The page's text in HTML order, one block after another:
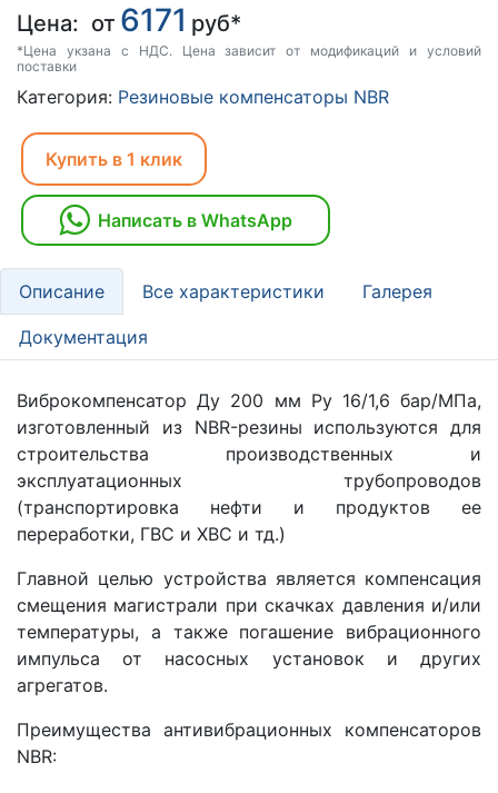
Цена: от 6171 руб*
*Цена укзана с НДС. Цена зависит от модификаций и условий
поставки
Категория: Резиновые компенсаторы NBR
Купить в 1 клик
Написать в WhatsApp
Описание Все характеристики Галерея
Документация
Виброкомпенсатор Ду 200 мм Ру 16/1,6 бар/МПа,
изготовленный из NBR-резины используются для
строительства производственных и
эксплуатационных трубопроводов
(транспортировка нефти и продуктов ее
переработки, ГВС и ХВС и тд.)
Главной целью устройства является компенсация
смещения магистрали при скачках давления и/или
температуры, а также погашение вибрационного
импульса от насосных установок и других
агрегатов.
Преимущества антивибрационных компенсаторов
NBR: